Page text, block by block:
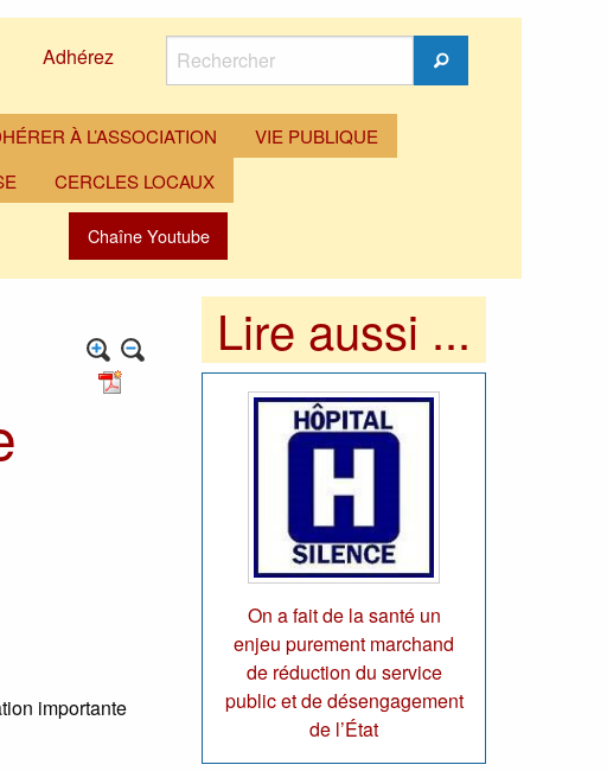
Adhérez
Rechercher
Rechercher
À L’ASSOCIATION
VIE PUBLIQUE
CERCLES LOCAUX
Chaîne Youtube
importante
Lire aussi ...
On a fait de la santé un
enjeu purement marchand
de réduction du service
public et de désengagement
de l’État